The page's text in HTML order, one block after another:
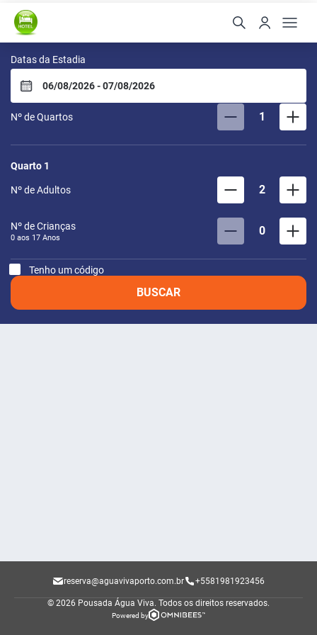
Pousada Água Viva
Datas da Estadia
Nº de Quartos 1
Quarto 1
Nº de Adultos 2
Nº de Crianças
0 aos 17 Anos 0
Tenho um código
BUSCAR
reserva@aguavivaporto.com.br +5581981923456
© 2026 Pousada Água Viva. Todos os direitos reservados.
Powered by